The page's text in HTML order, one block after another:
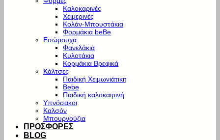
Καλοκαρινές
Χειμερινές
Κολάν-Μπουστάκια
Φορμάκια beBe
Εσώρουχα
Φανελάκια
Κυλοτάκια
Κορμάκια Βρεφικά
Κάλτσες
Παιδική Χειμωνιάτικη
Bebe
Παιδική καλοκαιρινή
Υπνόσακοι
Καλσόν
Μπουρνούζια
ΠΡΟΣΦΟΡΕΣ
BLOG